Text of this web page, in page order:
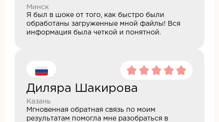
Минск
Я был в шоке от того, как быстро были
обработаны загруженные мной файлы! Вся
информация была четкой и понятной.
Диляра Шакирова
Казань
Мгновенная обратная связь по моим
результатам помогла мне разобраться в